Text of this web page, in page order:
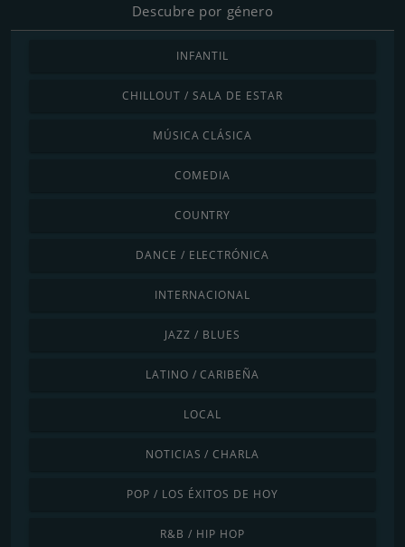
Descubre por género
INFANTIL
CHILLOUT / SALA DE ESTAR
MÚSICA CLÁSICA
COMEDIA
COUNTRY
DANCE / ELECTRÓNICA
INTERNACIONAL
JAZZ / BLUES
LATINO / CARIBEÑA
LOCAL
NOTICIAS / CHARLA
POP / LOS ÉXITOS DE HOY
R&B / HIP HOP